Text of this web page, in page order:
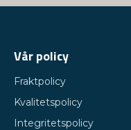
Vår policy
Fraktpolicy
Kvalitetspolicy
Integritetspolicy